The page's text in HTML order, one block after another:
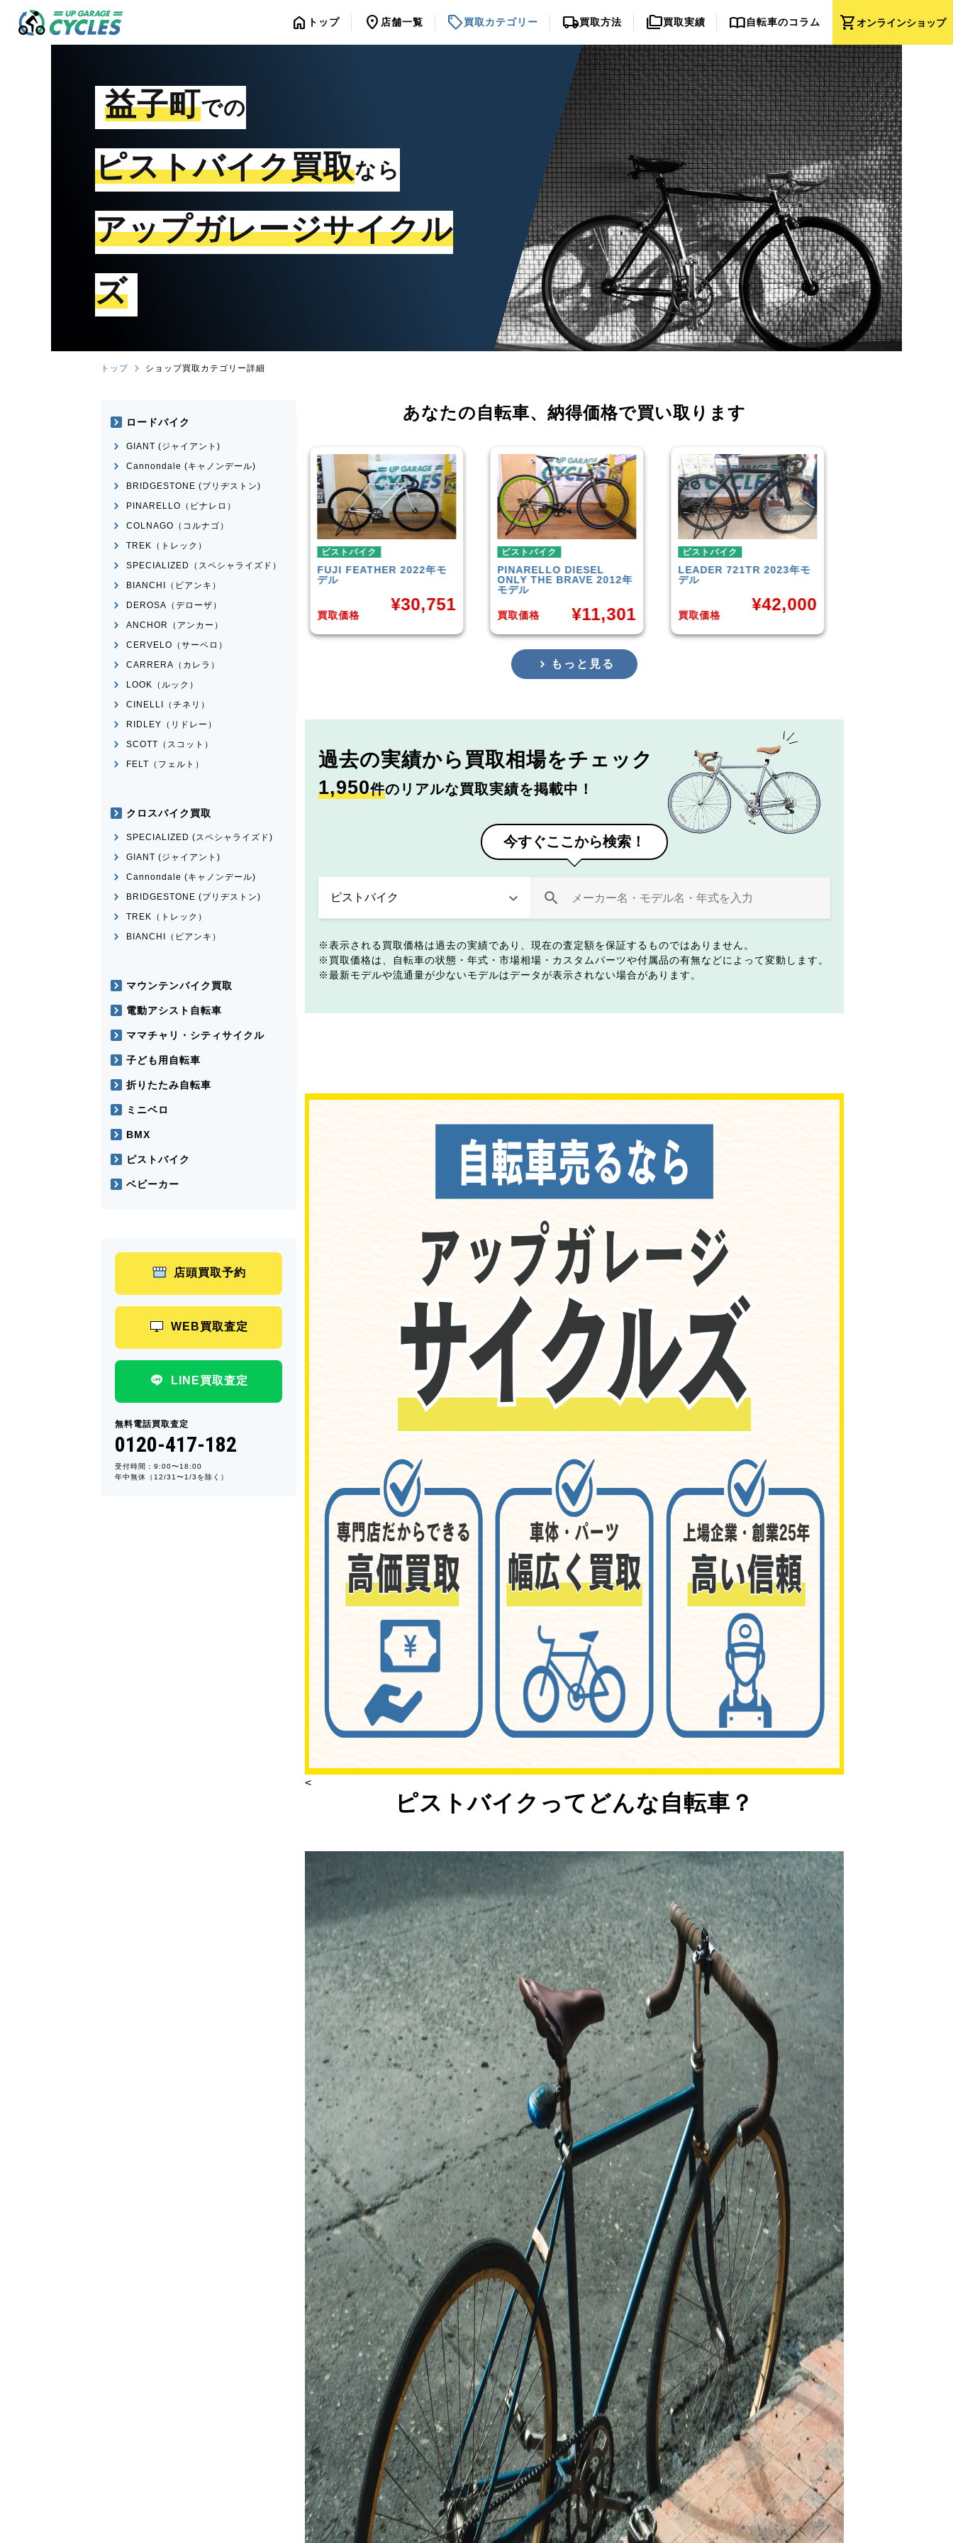
shopping_cartオンラインショップ
home トップ location_on 店舗一覧 sell買取カテゴリー local_shipping買取方法 folder_copy買取実績 import_contacts自転車のコラム
益子町での
ピストバイク買取なら
アップガレージサイクル
ズ
トップ ショップ買取カテゴリー詳細
あなたの自転車、 納得価格で買い取ります
25,520
ピストバイク
FUJIFEATHER 2022年モ
デル
ピストバイク
PINARELLODIESEL
ONLY THE BRAVE 2012年
¥11,301
ピストバイク
LEADER721TR 2023年モ
デル
買取価格
¥42,000
ピストバイク
FUJITRACK 1.1 2014年モ
¥33,000
もっと見る
過去の実績から 買取相場をチェック
1,950件のリアルな買取実績を掲載中！
今すぐここから検索！
表示される買取価格は過去の実績であり、現在の査定額を保証するものではありません。
買取価格は、自転車の状態・年式・市場相場・カスタムパーツや付属品の有無などによって変動します。
最新モデルや流通量が少ないモデルはデータが表示されない場合があります。
<
ピストバイクってどんな自転車？
ロードバイク
GIANT (ジャイアント)
Cannondale (キャノンデール)
BRIDGESTONE (ブリヂストン)
PINARELLO（ピナレロ）
COLNAGO（コルナゴ）
TREK（トレック）
SPECIALIZED（スペシャライズド）
BIANCHI（ビアンキ）
DEROSA（デローザ）
ANCHOR（アンカー）
CERVELO（サーベロ）
CARRERA（カレラ）
LOOK（ルック）
CINELLI（チネリ）
RIDLEY（リドレー）
SCOTT（スコット）
FELT（フェルト）
クロスバイク買取
SPECIALIZED (スペシャライズド)
GIANT (ジャイアント)
Cannondale (キャノンデール)
BRIDGESTONE (ブリヂストン)
TREK（トレック）
BIANCHI（ビアンキ）
マウンテンバイク買取
電動アシスト自転車
ママチャリ・シティサイクル
子ども用自転車
折りたたみ自転車
ミニベロ
BMX
ピストバイク
ベビーカー
店頭買取予約
WEB買取査定
LINE買取査定
無料電話買取査定
0120-417-182
受付時間：9:00〜18:00
年中無休（12/31〜1/3を除く）